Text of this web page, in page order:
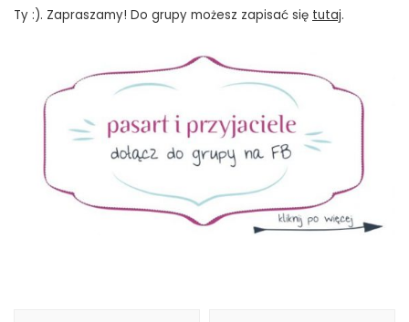
Ty :). Zapraszamy! Do grupy możesz zapisać się tutaj.